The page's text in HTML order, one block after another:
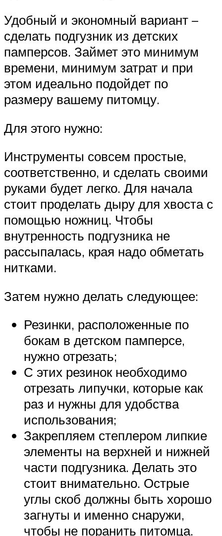
Удобный и экономный вариант –
сделать подгузник из детских
памперсов. Займет это минимум
времени, минимум затрат и при
этом идеально подойдет по
размеру вашему питомцу.
Для этого нужно:
Инструменты совсем простые,
соответственно, и сделать своими
руками будет легко. Для начала
стоит проделать дыру для хвоста с
помощью ножниц. Чтобы
внутренность подгузника не
рассыпалась, края надо обметать
нитками.
Затем нужно делать следующее:
Резинки, расположенные по
бокам в детском памперсе,
нужно отрезать;
С этих резинок необходимо
отрезать липучки, которые как
раз и нужны для удобства
использования;
Закрепляем степлером липкие
элементы на верхней и нижней
части подгузника. Делать это
стоит внимательно. Острые
углы скоб должны быть хорошо
загнуты и именно снаружи,
чтобы не поранить питомца.